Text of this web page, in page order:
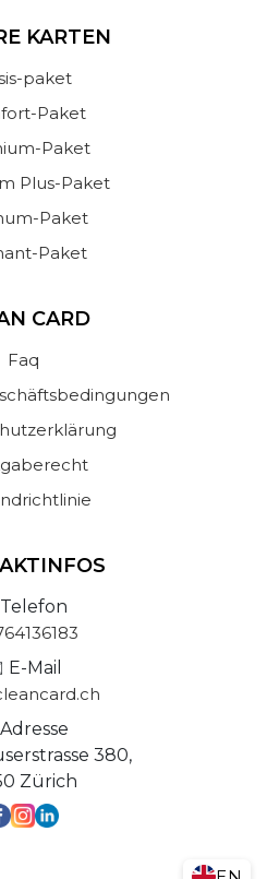
KARTEN
paket
Paket
Paket
Plus-Paket
Paket
Paket
CARD
Faq
Telefon
Mail
Adresse
380,
Zürich